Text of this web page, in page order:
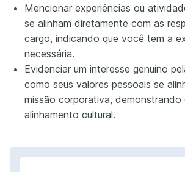
Mencionar experiências ou
se alinham diretamente com as
cargo, indicando que você tem a
necessária.
Evidenciar um interesse genuíno
como seus valores pessoais se
missão corporativa, demonstrando
alinhamento cultural.